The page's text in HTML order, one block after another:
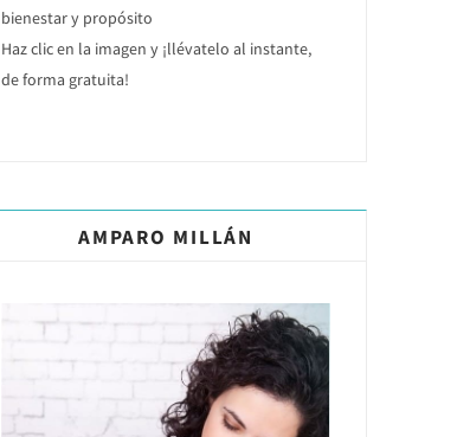
bienestar y propósito
Haz clic en la imagen y ¡llévatelo al instante,
de forma gratuita!
AMPARO MILLÁN